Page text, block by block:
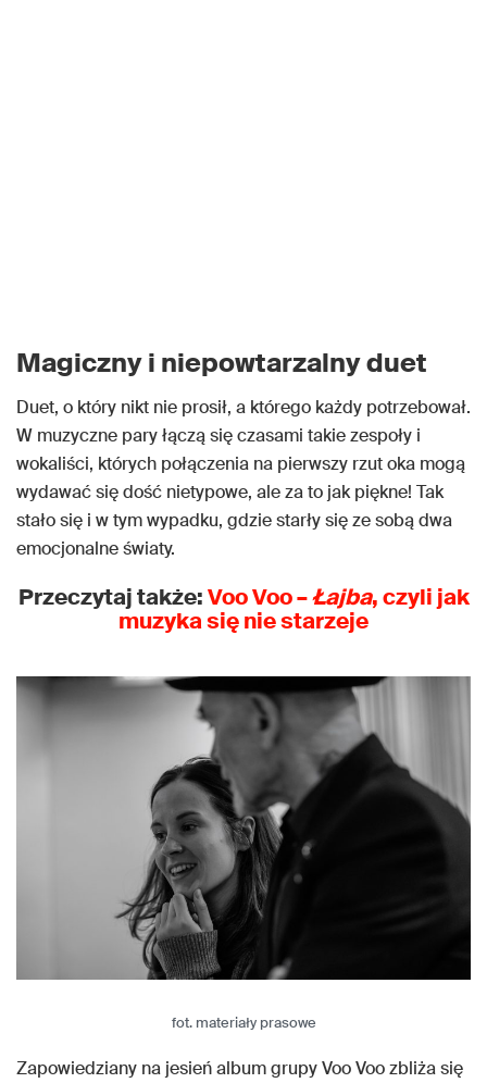
Magiczny i niepowtarzalny duet
Duet, o który nikt nie prosił, a którego każdy potrzebował.
W muzyczne pary łączą się czasami takie zespoły i
wokaliści, których połączenia na pierwszy rzut oka mogą
wydawać się dość nietypowe, ale za to jak piękne! Tak
stało się i w tym wypadku, gdzie starły się ze sobą dwa
emocjonalne światy.
Przeczytaj także:Voo Voo –Łajba, czyli jak
muzyka się nie starzeje
fot. materiały prasowe
Zapowiedziany na jesień album grupy Voo Voo zbliża się